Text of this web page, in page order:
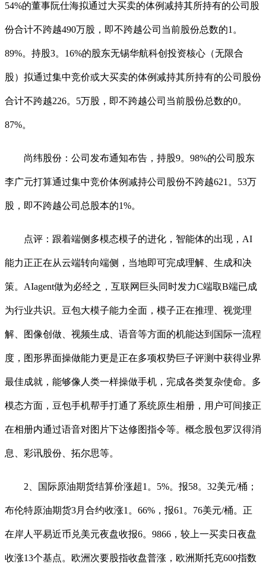
54%的董事阮仕海拟通过大买卖的体例减持其所持有的公司股
份合计不跨越490万股，即不跨越公司当前股份总数的1。
89%。持股3。16%的股东无锡华航科创投资核心（无限合
股）拟通过集中竞价或大买卖的体例减持其所持有的公司股份
合计不跨越226。5万股，即不跨越公司当前股份总数的0。
87%。
尚纬股份：公司发布通知布告，持股9。98%的公司股东
李广元打算通过集中竞价体例减持公司股份不跨越621。53万
股，即不跨越公司总股本的1%。
点评：跟着端侧多模态模子的进化，智能体的出现，AI
能力正正在从云端转向端侧，当地即可完成理解、生成和决
策。AIagent做为必经之，互联网巨头同时发力C端取B端已成
为行业共识。豆包大模子能力全面，模子正在推理、视觉理
解、图像创做、视频生成、语音等方面的机能达到国际一流程
度，图形界面操做能力更是正在多项权势巨子评测中获得业界
最佳成就，能够像人类一样操做手机，完成各类复杂使命。多
模态方面，豆包手机帮手打通了系统原生相册，用户可间接正
在相册内通过语音对图片下达修图指令等。概念股包罗汉得消
息、彩讯股份、拓尔思等。
2、国际原油期货结算价涨超1。5%。报58。32美元/桶；
布伦特原油期货3月合约收涨1。66%，报61。76美元/桶。正
在岸人平易近币兑美元夜盘收报6。9866，较上一买卖日夜盘
收涨13个基点。欧洲次要股指收盘普涨，欧洲斯托克600指数